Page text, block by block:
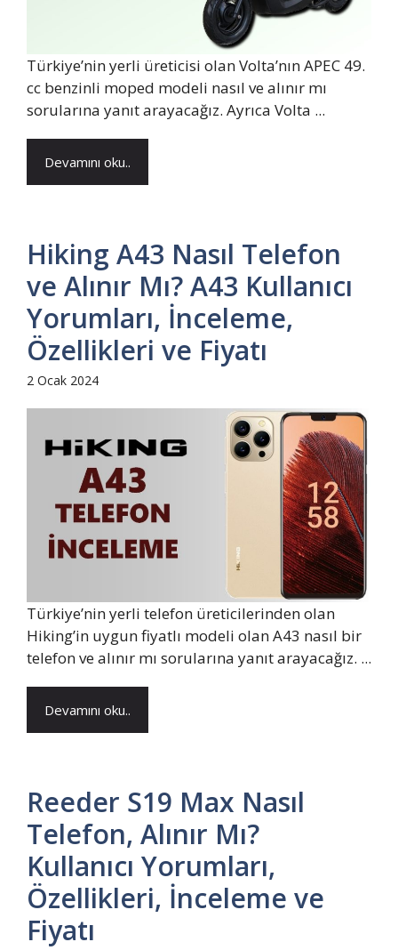
Türkiye’nin yerli üreticisi olan Volta’nın APEC 49.
cc benzinli moped modeli nasıl ve alınır mı
sorularına yanıt arayacağız. Ayrıca Volta ...
Devamını oku..
Hiking A43 Nasıl Telefon
ve Alınır Mı? A43 Kullanıcı
Yorumları, İnceleme,
Özellikleri ve Fiyatı
2 Ocak 2024
Türkiye’nin yerli telefon üreticilerinden olan
Hiking’in uygun fiyatlı modeli olan A43 nasıl bir
telefon ve alınır mı sorularına yanıt arayacağız. ...
Devamını oku..
Reeder S19 Max Nasıl
Telefon, Alınır Mı?
Kullanıcı Yorumları,
Özellikleri, İnceleme ve
Fiyatı